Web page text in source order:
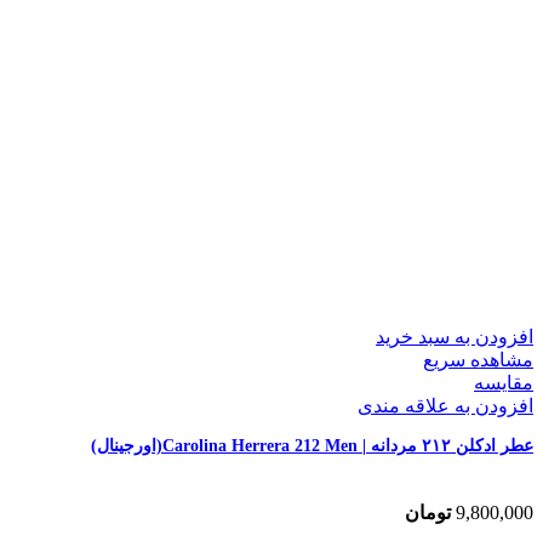
افزودن به سبد خرید
مشاهده سریع
مقایسه
افزودن به علاقه مندی
عطر ادکلن ۲۱۲ مردانه | Carolina Herrera 212 Men(اورجینال)
9,800,000 تومان